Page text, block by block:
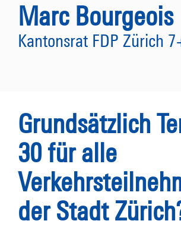
Marc Bourgeois
Kantonsrat FDP Zürich
Grundsätzlich
30 für alle
der Stadt